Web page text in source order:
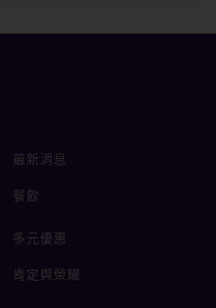
最新消息
餐飲
多元優惠
肯定與榮耀